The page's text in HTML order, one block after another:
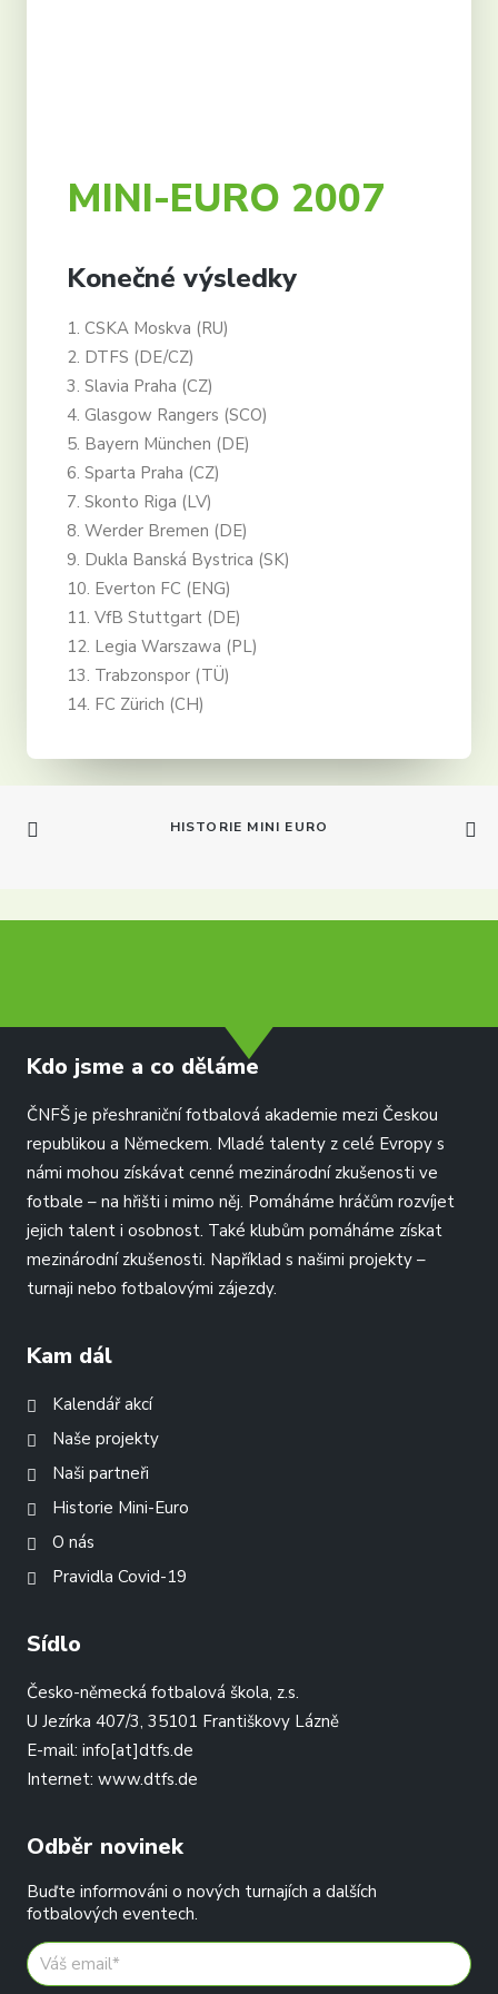
Čeština
MINI-EURO 2007
Konečné výsledky
1. CSKA Moskva (RU)
2. DTFS (DE/CZ)
3. Slavia Praha (CZ)
4. Glasgow Rangers (SCO)
5. Bayern München (DE)
6. Sparta Praha (CZ)
7. Skonto Riga (LV)
8. Werder Bremen (DE)
9. Dukla Banská Bystrica (SK)
10. Everton FC (ENG)
11. VfB Stuttgart (DE)
12. Legia Warszawa (PL)
13. Trabzonspor (TÜ)
14. FC Zürich (CH)
HISTORIE MINI EURO
Kdo jsme a co děláme
ČNFŠ je přeshraniční fotbalová akademie mezi Českou
republikou a Německem. Mladé talenty z celé Evropy s
námi mohou získávat cenné mezinárodní zkušenosti ve
fotbale – na hřišti i mimo něj. Pomáháme hráčům rozvíjet
jejich talent i osobnost. Také klubům pomáháme získat
mezinárodní zkušenosti. Například s našimi projekty –
turnaji nebo fotbalovými zájezdy.
Kam dál
Kalendář akcí
Naše projekty
Naši partneři
Historie Mini-Euro
O nás
Pravidla Covid-19
Sídlo
Česko-německá fotbalová škola, z.s.
U Jezírka 407/3, 35101 Františkovy Lázně
E-mail: info[at]dtfs.de
Internet: www.dtfs.de
Odběr novinek
Buďte informováni o nových turnajích a dalších
fotbalových eventech.